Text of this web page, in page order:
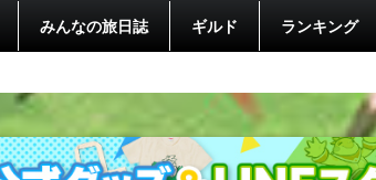
みんなの旅日誌 ギルド ランキング